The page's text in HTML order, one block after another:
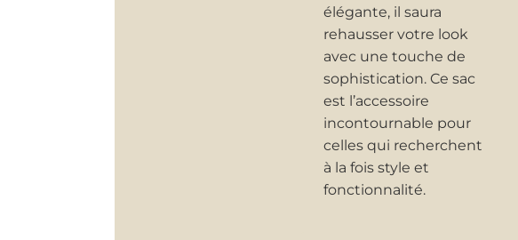
élégante, il saura
rehausser votre look
avec une touche de
sophistication. Ce sac
est l’accessoire
incontournable pour
celles qui recherchent
à la fois style et
fonctionnalité.